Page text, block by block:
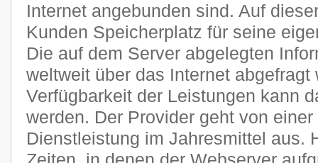
Internet angebunden sind. Auf
Kunden Speicherplatz für seine
Die auf dem Server abgelegten
weltweit über das Internet
Verfügbarkeit der Leistungen kann
werden. Der Provider geht von
Dienstleistung im Jahresmittel aus.